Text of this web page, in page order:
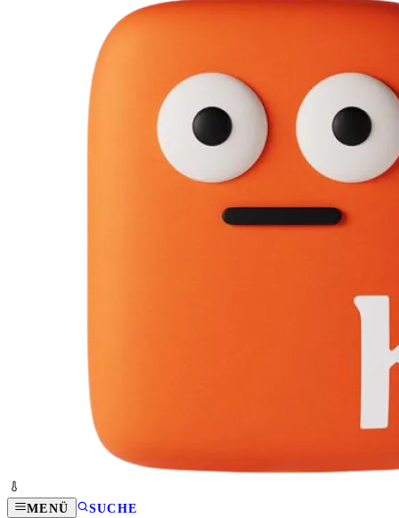
MENÜ SUCHE